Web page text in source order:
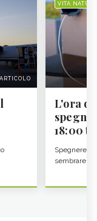
ARTICOLO
VITA
L'ora
18:00 ti
Spegnere lo
sembrare